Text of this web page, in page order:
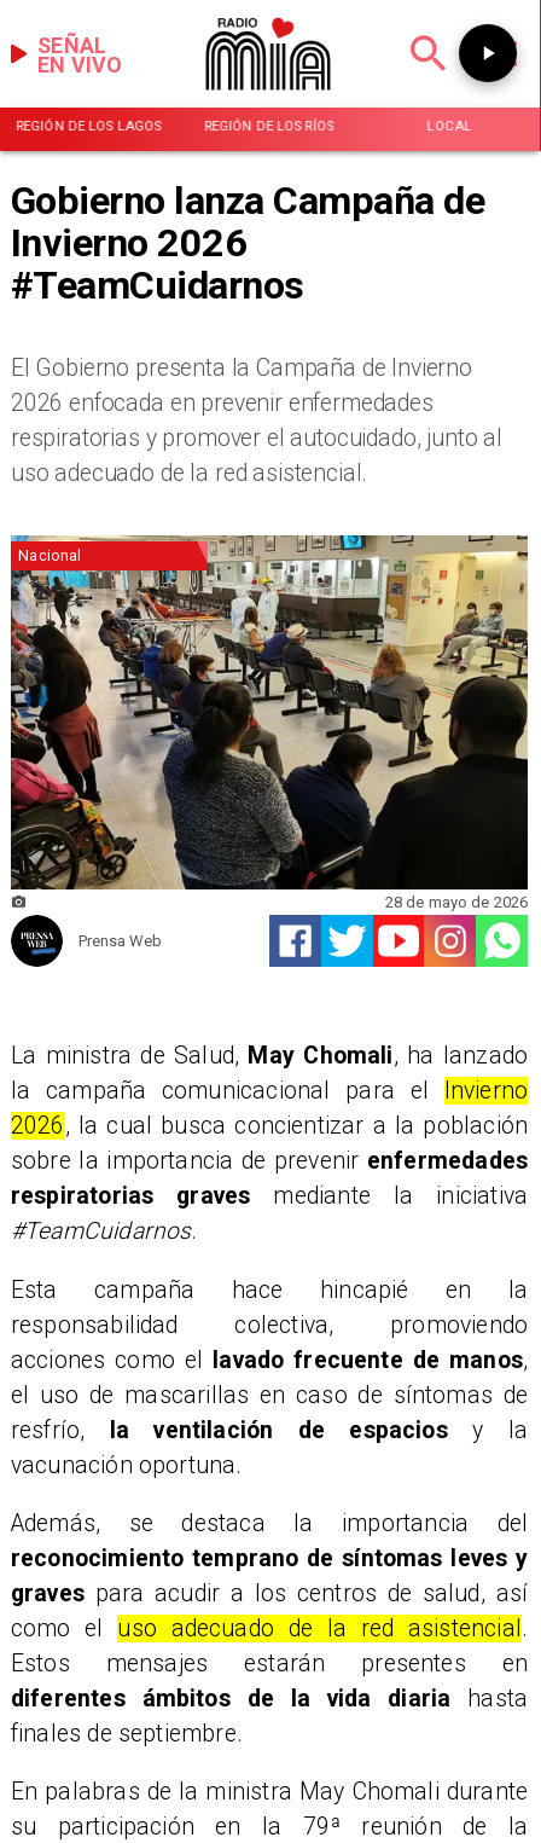
EN VIVO
SEÑAL
REGIÓN DE LOS LAGOS REGIÓN DE LOS RÍOS LOCAL
Gobierno lanza Campaña de
Invierno 2026
#TeamCuidarnos
El Gobierno presenta la Campaña de Invierno
2026 enfocada en prevenir enfermedades
respiratorias y promover el autocuidado, junto al
uso adecuado de la red asistencial.
Nacional
Prensa Web
28 de mayo de 2026
La ministra de Salud, May Chomali, ha lanzado
la campaña comunicacional para el
Invierno
2026, la cual busca concientizar a la población
sobre la importancia de prevenir enfermedades
respiratorias graves mediante la iniciativa
#TeamCuidarnos.
Esta campaña hace hincapié en la
responsabilidad colectiva, promoviendo
acciones como el
lavado frecuente de manos,
el uso de mascarillas en caso de síntomas de
resfrío,
la ventilación de espaciosy la
vacunación oportuna.
Además, se destaca la importancia del
reconocimiento temprano de síntomas leves y
graves para acudir a los centros de salud, así
como el uso adecuado de la red asistencial .
Estos mensajes estarán presentes en
diferentes ámbitos de la vida diaria hasta
finales de septiembre.
En palabras de la ministra May Chomali durante
su participación en la 79ª reunión de la